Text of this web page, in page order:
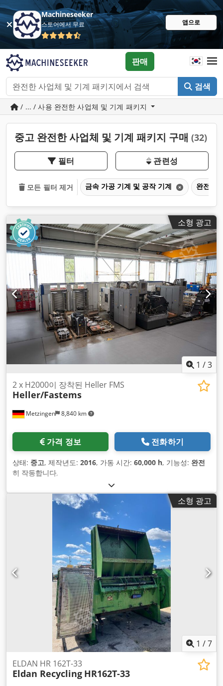
Machineseeker
스토어에서 무료 앱으로
검색
판매
/ ... / 사용 완전한 사업체 및 기계 패키지
중고 완전한 사업체 및 기계 패키지 구매 (32)
필터 관련성
모든 필터 제거 금속 가공 기계 및 공작 기계 완전한
소형 광고
1 /3
Metzingen 8,840 km
2 x H2000이 장착된 Heller FMS
Heller/Fastems
가격 정보 전화하기
상태: 중고, 제작년도: 2016, 가동 시간: 60,000 h, 기능성: 완전
히 작동합니다,
소형 광고
1 /7
ELDAN HR 162T-33
Eldan Recycling HR162T-33